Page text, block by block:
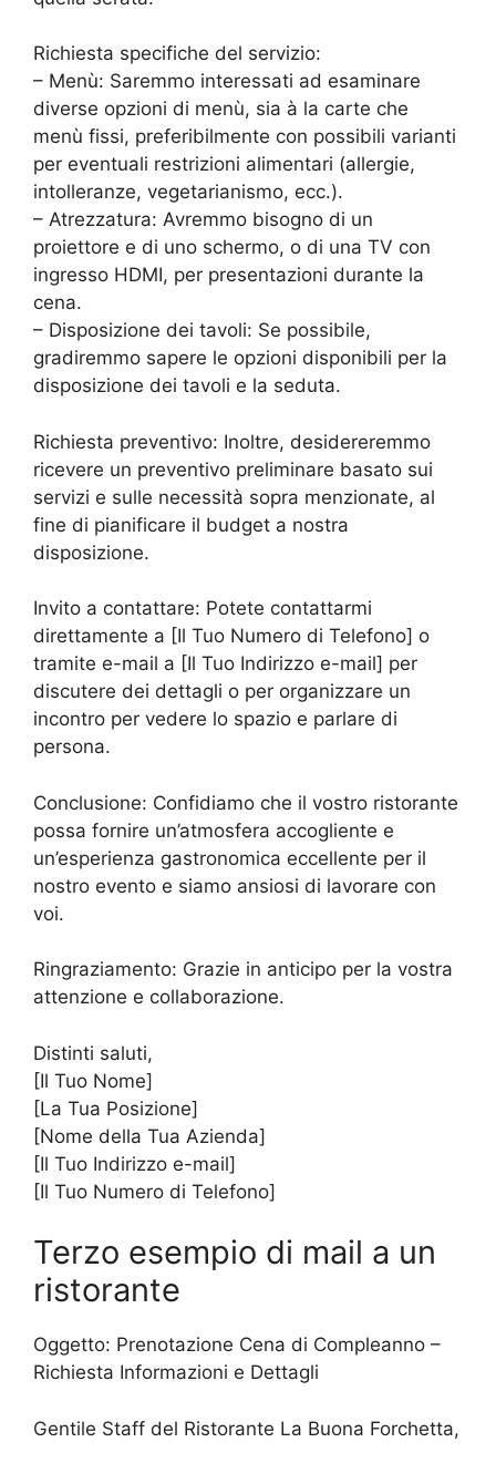
Richiesta specifiche del servizio:
– Menù: Saremmo interessati ad esaminare
diverse opzioni di menù, sia à la carte che
menù fissi, preferibilmente con possibili varianti
per eventuali restrizioni alimentari (allergie,
intolleranze, vegetarianismo, ecc.).
– Atrezzatura: Avremmo bisogno di un
proiettore e di uno schermo, o di una TV con
ingresso HDMI, per presentazioni durante la
cena.
– Disposizione dei tavoli: Se possibile,
gradiremmo sapere le opzioni disponibili per la
disposizione dei tavoli e la seduta.
Richiesta preventivo: Inoltre, desidereremmo
ricevere un preventivo preliminare basato sui
servizi e sulle necessità sopra menzionate, al
fine di pianificare il budget a nostra
disposizione.
Invito a contattare: Potete contattarmi
direttamente a [Il Tuo Numero di Telefono] o
tramite e-mail a [Il Tuo Indirizzo e-mail] per
discutere dei dettagli o per organizzare un
incontro per vedere lo spazio e parlare di
persona.
Conclusione: Confidiamo che il vostro ristorante
possa fornire un’atmosfera accogliente e
un’esperienza gastronomica eccellente per il
nostro evento e siamo ansiosi di lavorare con
voi.
Ringraziamento: Grazie in anticipo per la vostra
attenzione e collaborazione.
Distinti saluti,
[Il Tuo Nome]
[La Tua Posizione]
[Nome della Tua Azienda]
[Il Tuo Indirizzo e-mail]
[Il Tuo Numero di Telefono]
Terzo esempio di mail a un
ristorante
Oggetto: Prenotazione Cena di Compleanno –
Richiesta Informazioni e Dettagli
Gentile Staff del Ristorante La Buona Forchetta,